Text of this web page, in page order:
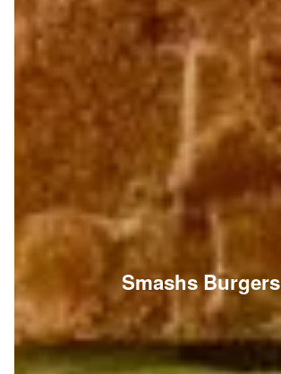
Smashs Burgers